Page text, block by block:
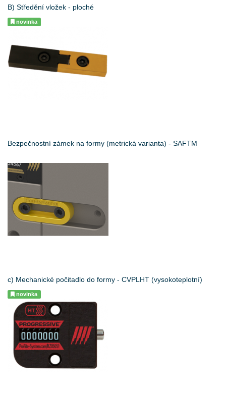
B) Středění vložek - ploché
novinka
Bezpečnostní zámek na formy (metrická varianta) - SAFTM
c) Mechanické počitadlo do formy - CVPLHT (vysokoteplotní)
novinka